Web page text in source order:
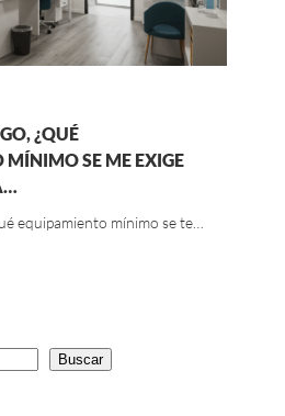
¿QUÉ
SE ME EXIGE
equipamiento mínimo se te…
Buscar